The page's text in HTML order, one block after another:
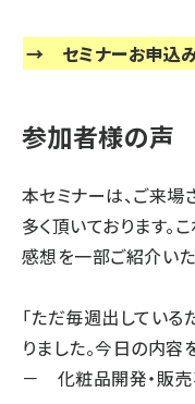
→ セミナーお申込
参加者様の声
本セミナーは、ご来
多く頂いております。
感想を一部ご紹介いた
「ただ毎週出している
りました。今日の内容
－ 化粧品開発・販